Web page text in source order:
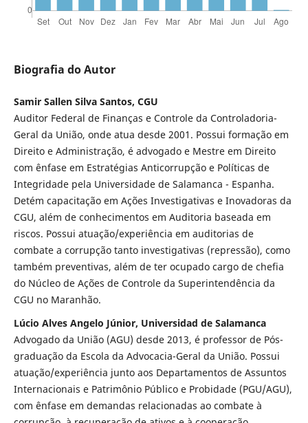
Biografia do Autor
Samir Sallen Silva Santos, CGU
Auditor Federal de Finanças e Controle da Controladoria-
Geral da União, onde atua desde 2001. Possui formação em
Direito e Administração, é advogado e Mestre em Direito
com ênfase em Estratégias Anticorrupção e Políticas de
Integridade pela Universidade de Salamanca - Espanha.
Detém capacitação em Ações Investigativas e Inovadoras da
CGU, além de conhecimentos em Auditoria baseada em
riscos. Possui atuação/experiência em auditorias de
combate a corrupção tanto investigativas (repressão), como
também preventivas, além de ter ocupado cargo de chefia
do Núcleo de Ações de Controle da Superintendência da
CGU no Maranhão.
Lúcio Alves Angelo Júnior, Universidad de Salamanca
Advogado da União (AGU) desde 2013, é professor de Pós-
graduação da Escola da Advocacia-Geral da União. Possui
atuação/experiência junto aos Departamentos de Assuntos
Internacionais e Patrimônio Público e Probidade (PGU/AGU),
com ênfase em demandas relacionadas ao combate à